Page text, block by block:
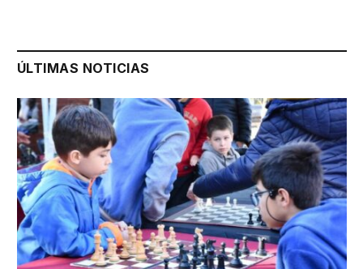
ÚLTIMAS NOTICIAS